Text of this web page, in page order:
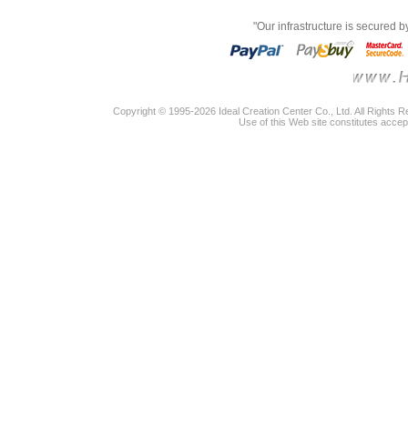
"Our infrastructure is secured
Copyright © 1995-2026 Ideal Creation Center Co., Ltd. All Rights
Use of this Web site constitutes